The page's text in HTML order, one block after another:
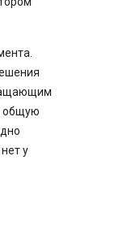
общую
у